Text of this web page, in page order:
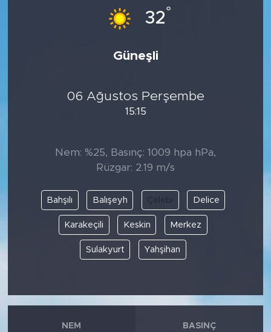
32°
Güneşli
06 Ağustos Perşembe
15:15
Nem: %25, Basınç: 1009 hpa hPa,
Rüzgar: 2.19 m/s
Bahşılı Balışeyh Çelebi Delice
Karakeçili Keskin Merkez
Sulakyurt Yahşihan
NEM BASINÇ
Sektör